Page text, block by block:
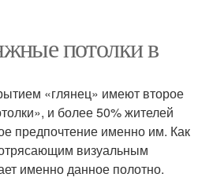
потолки в
«глянец» имеют второе
и более 50% жителей
предпочтение именно им. Как
визуальным
именно данное полотно.